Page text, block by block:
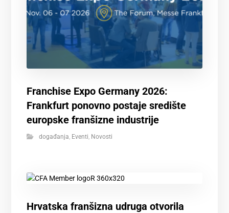
Franchise Expo Germany 2026:
Frankfurt ponovno postaje središte
europske franšizne industrije
događanja, Eventi, Novosti
Hrvatska franšizna udruga otvorila